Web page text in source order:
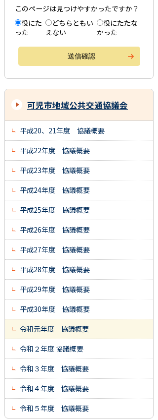
このページは見つけやすかったですか？
役にた
った
どちらともい
えない
役にたたな
かった
可児市地域公共交通協議会
平成20、21年度 協議概要
平成22年度 協議概要
平成23年度 協議概要
平成24年度 協議概要
平成25年度 協議概要
平成26年度 協議概要
平成27年度 協議概要
平成28年度 協議概要
平成29年度 協議概要
平成30年度 協議概要
令和元年度 協議概要
令和２年度 協議概要
令和３年度 協議概要
令和４年度 協議概要
令和５年度 協議概要